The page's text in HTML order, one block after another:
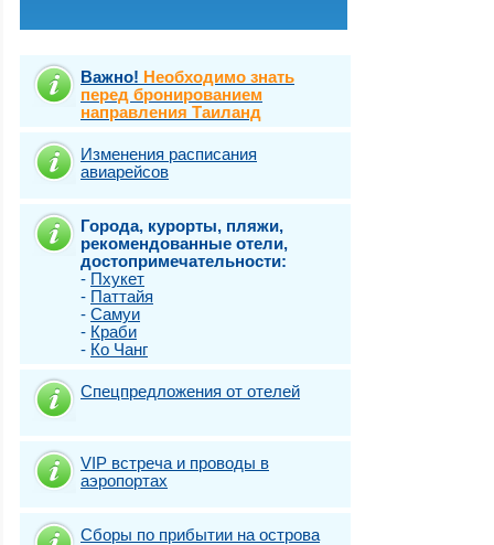
Важно! Необходимо знать
перед бронированием
направления Таиланд
Изменения расписания
авиарейсов
Города, курорты, пляжи,
рекомендованные отели,
достопримечательности:
- Пхукет
- Паттайя
- Самуи
- Краби
- Ко Чанг
Спецпредложения от отелей
VIP встреча и проводы в
аэропортах
Сборы по прибытии на острова